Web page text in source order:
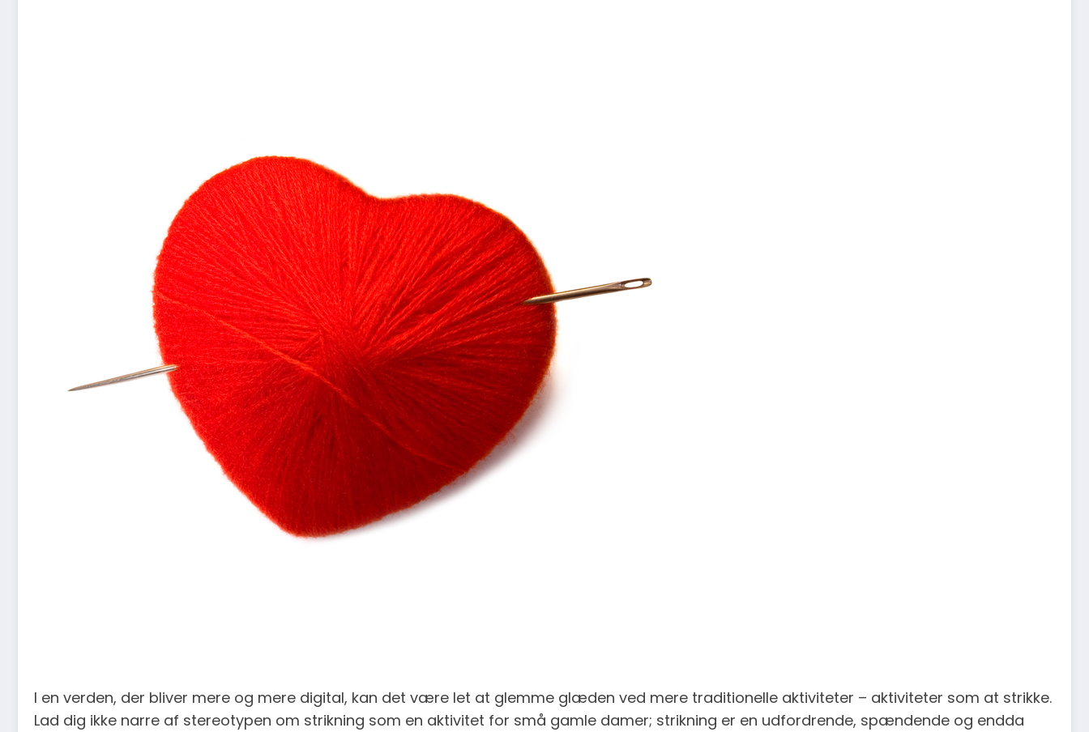
I en verden, der bliver mere og mere digital, kan det være let at glemme glæden ved mere traditionelle aktiviteter – aktiviteter som at strikke.
Lad dig ikke narre af stereotypen om strikning som en aktivitet for små gamle damer; strikning er en udfordrende, spændende og endda